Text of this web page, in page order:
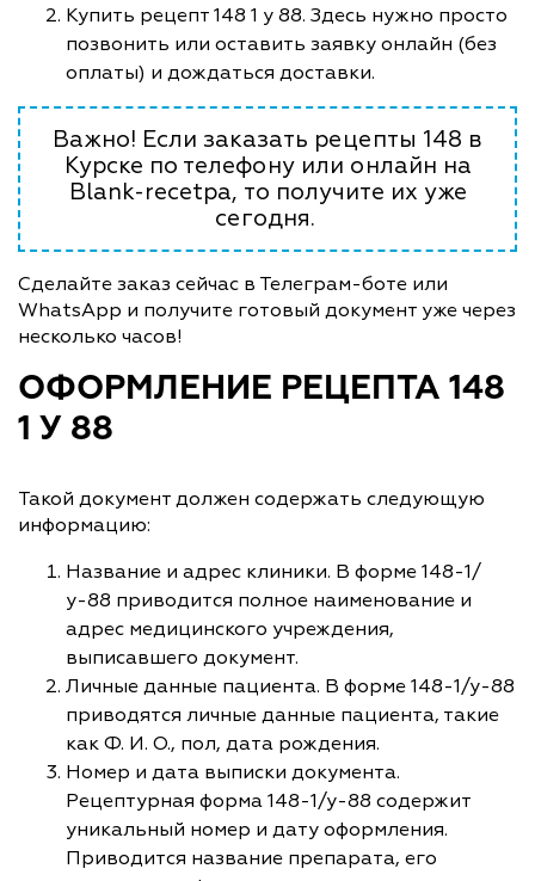
Купить рецепт 148 1 у 88. Здесь нужно просто
позвонить или оставить заявку онлайн (без
оплаты) и дождаться доставки.
Важно! Если заказать рецепты 148 в
Курске по телефону или онлайн на
Blank-recetpa, то получите их уже
сегодня.
Сделайте заказ сейчас в Телеграм-боте или
WhatsApp и получите готовый документ уже через
несколько часов!
ОФОРМЛЕНИЕ РЕЦЕПТА 148
1 У 88
Такой документ должен содержать следующую
информацию:
Название и адрес клиники. В форме 148-1/
у-88 приводится полное наименование и
адрес медицинского учреждения,
выписавшего документ.
Личные данные пациента. В форме 148-1/у-88
приводятся личные данные пациента, такие
как Ф. И. О., пол, дата рождения.
Номер и дата выписки документа.
Рецептурная форма 148-1/у-88 содержит
уникальный номер и дату оформления.
Приводится название препарата, его